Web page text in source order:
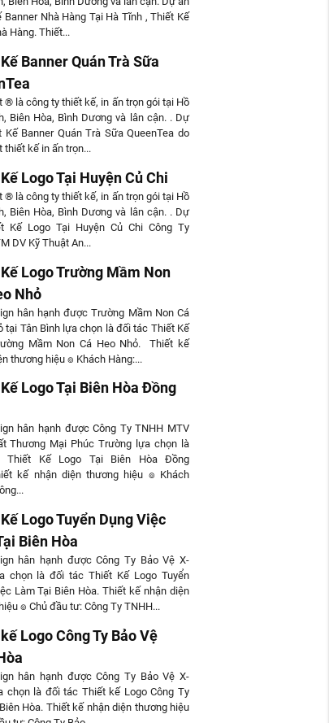
Banner Nhà Hàng Tại Hà Tĩnh , Thiết Kế
Hàng. Thiết...
Banner Quán Trà Sữa
® là công ty thiết kế, in ấn trọn gói tại Hồ
Biên Hòa, Bình Dương và lân cận. . Dự
Kế Banner Quán Trà Sữa QueenTea do
thiết kế in ấn trọn...
Logo Tại Huyện Củ Chi
® là công ty thiết kế, in ấn trọn gói tại Hồ
Biên Hòa, Bình Dương và lân cận. . Dự
Kế Logo Tại Huyện Củ Chi Công Ty
DV Kỹ Thuật An...
Logo Trường Mầm Non
Nhỏ
hân hạnh được Trường Mầm Non Cá
tại Tân Bình lựa chọn là đối tác Thiết Kế
Mầm Non Cá Heo Nhỏ. Thiết kế
thương hiệu ๏ Khách Hàng:...
Logo Tại Biên Hòa Đồng
hân hạnh được Công Ty TNHH MTV
Thương Mại Phúc Trường lựa chọn là
Thiết Kế Logo Tại Biên Hòa Đồng
kế nhận diện thương hiệu ๏ Khách
Logo Tuyển Dụng Việc
Biên Hòa
hân hạnh được Công Ty Bảo Vệ X-
chọn là đối tác Thiết Kế Logo Tuyển
Làm Tại Biên Hòa. Thiết kế nhận diện
๏ Chủ đầu tư: Công Ty TNHH...
Logo Công Ty Bảo Vệ
hân hạnh được Công Ty Bảo Vệ X-
chọn là đối tác Thiết kế Logo Công Ty
Hòa. Thiết kế nhận diện thương hiệu